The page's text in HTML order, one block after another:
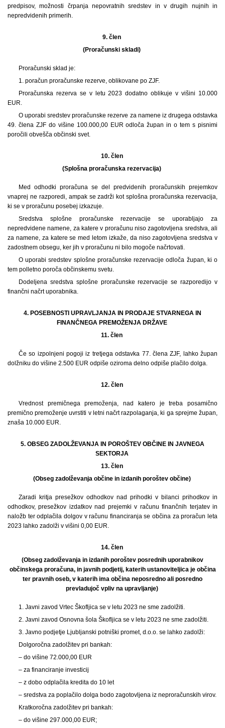
predpisov, možnosti črpanja nepovratnih sredstev in v drugih nujnih in
nepredvidenih primerih.
9. člen
(Proračunski skladi)
Proračunski sklad je:
1. poračun proračunske rezerve, oblikovane po ZJF.
Proračunska rezerva se v letu 2023 dodatno oblikuje v višini 10.000
EUR.
O uporabi sredstev proračunske rezerve za namene iz drugega odstavka
49. člena ZJF do višine 100.000,00 EUR odloča župan in o tem s pisnimi
poročili obvešča občinski svet.
10. člen
(Splošna proračunska rezervacija)
Med odhodki proračuna se del predvidenih proračunskih prejemkov
vnaprej ne razporedi, ampak se zadrži kot splošna proračunska rezervacija,
ki se v proračunu posebej izkazuje.
Sredstva splošne proračunske rezervacije se uporabljajo za
nepredvidene namene, za katere v proračunu niso zagotovljena sredstva, ali
za namene, za katere se med letom izkaže, da niso zagotovljena sredstva v
zadostnem obsegu, ker jih v proračunu ni bilo mogoče načrtovati.
O uporabi sredstev splošne proračunske rezervacije odloča župan, ki o
tem polletno poroča občinskemu svetu.
Dodeljena sredstva splošne proračunske rezervacije se razporedijo v
finančni načrt uporabnika.
4. POSEBNOSTI UPRAVLJANJA IN PRODAJE STVARNEGA IN
FINANČNEGA PREMOŽENJA DRŽAVE
11. člen
Če so izpolnjeni pogoji iz tretjega odstavka 77. člena ZJF, lahko župan
dolžniku do višine 2.500 EUR odpiše oziroma delno odpiše plačilo dolga.
12. člen
Vrednost premičnega premoženja, nad katero je treba posamično
premično premoženje uvrstiti v letni načrt razpolaganja, ki ga sprejme župan,
znaša 10.000 EUR.
5. OBSEG ZADOLŽEVANJA IN POROŠTEV OBČINE IN JAVNEGA
SEKTORJA
13. člen
(Obseg zadolževanja občine in izdanih poroštev občine)
Zaradi kritja presežkov odhodkov nad prihodki v bilanci prihodkov in
odhodkov, presežkov izdatkov nad prejemki v računu finančnih terjatev in
naložb ter odplačila dolgov v računu financiranja se občina za proračun leta
2023 lahko zadolži v višini 0,00 EUR.
14. člen
(Obseg zadolževanja in izdanih poroštev posrednih uporabnikov
občinskega proračuna, in javnih podjetij, katerih ustanoviteljica je občina
ter pravnih oseb, v katerih ima občina neposredno ali posredno
prevladujoč vpliv na upravljanje)
1. Javni zavod Vrtec Škofljica se v letu 2023 ne sme zadolžiti.
2. Javni zavod Osnovna šola Škofljica se v letu 2023 ne sme zadolžiti.
3. Javno podjetje Ljubljanski potniški promet, d.o.o. se lahko zadolži:
Dolgoročna zadolžitev pri bankah:
– do višine 72.000,00 EUR
– za financiranje investicij
– z dobo odplačila kredita do 10 let
– sredstva za poplačilo dolga bodo zagotovljena iz neproračunskih virov.
Kratkoročna zadolžitev pri bankah:
– do višine 297.000,00 EUR;